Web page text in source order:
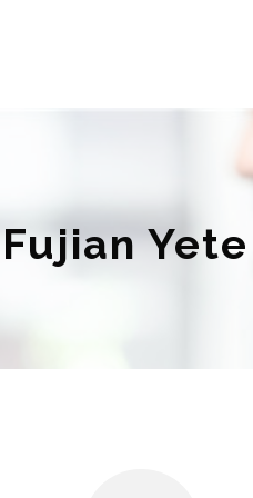
Fujian